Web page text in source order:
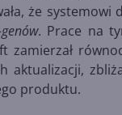
że systemowi
. Prace na
zamierzał
aktualizacji,
produktu.